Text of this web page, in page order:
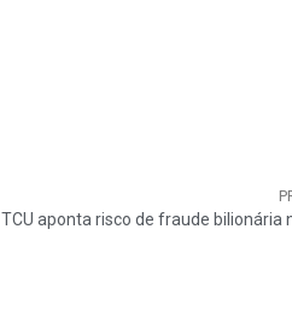
TCU aponta risco de fraude bilionária